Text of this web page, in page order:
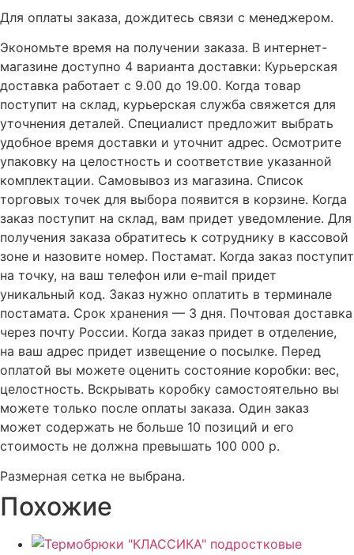
Для оплаты заказа, дождитесь связи с менеджером.
Экономьте время на получении заказа. В интернет-
магазине доступно 4 варианта доставки: Курьерская
доставка работает с 9.00 до 19.00. Когда товар
поступит на склад, курьерская служба свяжется для
уточнения деталей. Специалист предложит выбрать
удобное время доставки и уточнит адрес. Осмотрите
упаковку на целостность и соответствие указанной
комплектации. Самовывоз из магазина. Список
торговых точек для выбора появится в корзине. Когда
заказ поступит на склад, вам придет уведомление. Для
получения заказа обратитесь к сотруднику в кассовой
зоне и назовите номер. Постамат. Когда заказ поступит
на точку, на ваш телефон или e-mail придет
уникальный код. Заказ нужно оплатить в терминале
постамата. Срок хранения — 3 дня. Почтовая доставка
через почту России. Когда заказ придет в отделение,
на ваш адрес придет извещение о посылке. Перед
оплатой вы можете оценить состояние коробки: вес,
целостность. Вскрывать коробку самостоятельно вы
можете только после оплаты заказа. Один заказ
может содержать не больше 10 позиций и его
стоимость не должна превышать 100 000 р.
Размерная сетка не выбрана.
Похожие